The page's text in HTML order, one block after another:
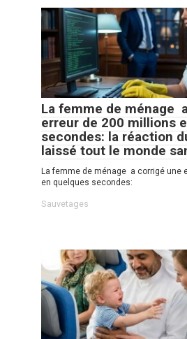
La femme de ménage
erreur de 200 millions
secondes: la réaction
laissé tout le monde
La femme de ménage a corrigé une
en quelques secondes:
Sauvetages